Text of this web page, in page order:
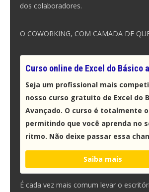
dos colaboradores.
O COWORKING, COM CAMADA DE
Curso online de Excel do Básico
Seja um profissional mais
nosso curso gratuito de Excel do
Avançado. O curso é totalmente
permitindo que você aprenda no
ritmo. Não deixe passar essa
Saiba mais
É cada vez mais comum levar o